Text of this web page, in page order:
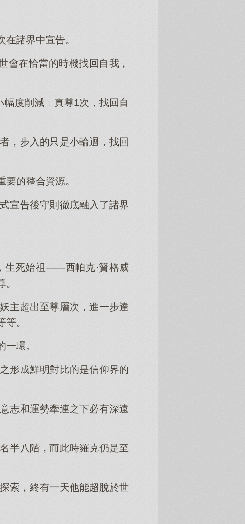
諸界中宣告。
會在恰當的時機找回自我，
度削減；真尊1次，找回自
，步入的只是小輪迴，找回
的整合資源。
宣告後守則徹底融入了諸界
生死始祖——西帕克·贊格威
主超出至尊層次，進一步達
。
環。
形成鮮明對比的是信仰界的
志和運勢牽連之下必有深遠
半八階，而此時羅克仍是至
索，終有一天他能超脫於世